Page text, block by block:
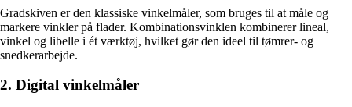
Gradskiven er den klassiske vinkelmåler, som bruges til at måle og
markere vinkler på flader. Kombinationsvinklen kombinerer lineal,
vinkel og libelle i ét værktøj, hvilket gør den ideel til tømrer- og
snedkerarbejde.
2. Digital vinkelmåler